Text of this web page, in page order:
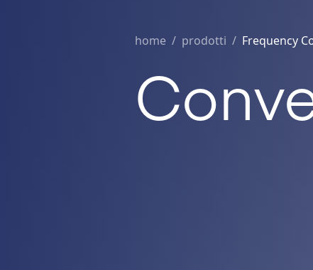
home / prodotti / Frequency